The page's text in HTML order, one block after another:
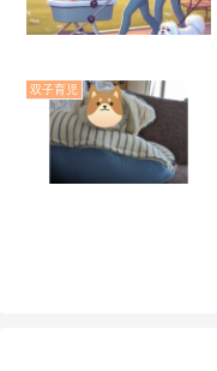
双子育児